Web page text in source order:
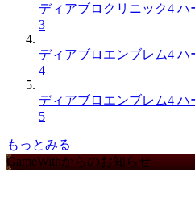
ディアブロクリニック4
3
ディアブロエンブレム4
4
ディアブロエンブレム4
5
もっとみる
GameWithからのお知らせ